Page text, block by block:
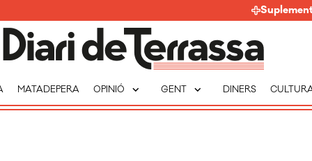
MATADEPERA OPINIÓ expand_more GENT expand_more DINERS